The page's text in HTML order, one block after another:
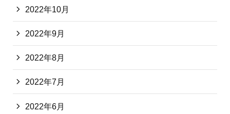
2022年10月
2022年9月
2022年8月
2022年7月
2022年6月